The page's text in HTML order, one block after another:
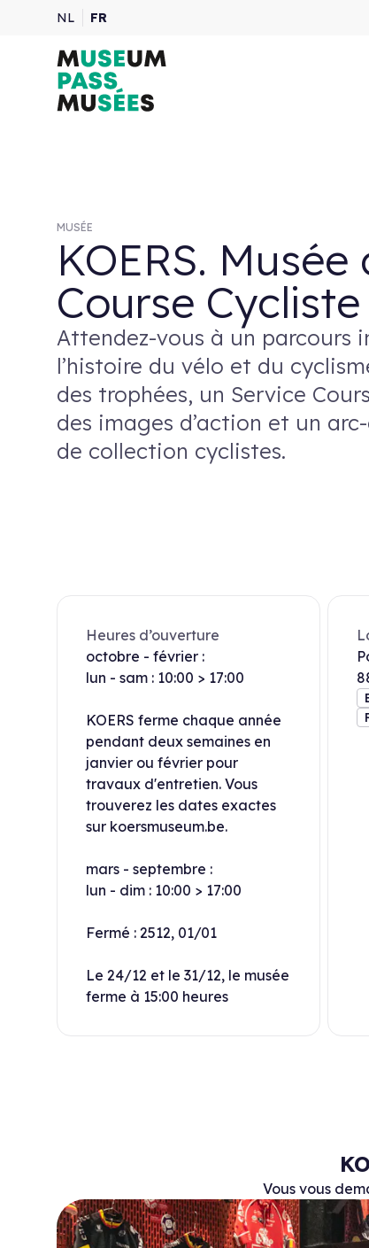
NL FR
MUSÉE
KOERS. Musée
Course Cycliste
Attendez-vous à un parcours
l’histoire du vélo et du
des trophées, un Service
des images d’action et un
de collection cyclistes.
Heures d’ouverture
octobre - février :
lun - sam : 10:00 > 17:00
KOERS ferme chaque année
pendant deux semaines en
janvier ou février pour
travaux d'entretien. Vous
trouverez les dates exactes
sur koersmuseum.be.
mars - septembre :
lun - dim : 10:00 > 17:00
Fermé : 2512, 01/01
Le 24/12 et le 31/12, le musée
ferme à 15:00 heures
Vous vous